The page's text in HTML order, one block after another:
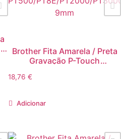
Brother Fita Amarela / Preta
Gravação P-Touch
18,76 €
Adicionar